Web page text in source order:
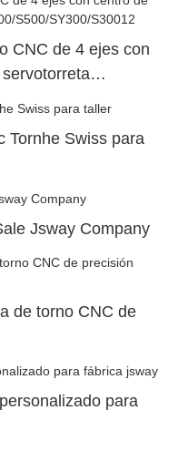
CNC de 4 ejes con
Tornhe Swiss para
Jsway Company
de torno CNC de
para